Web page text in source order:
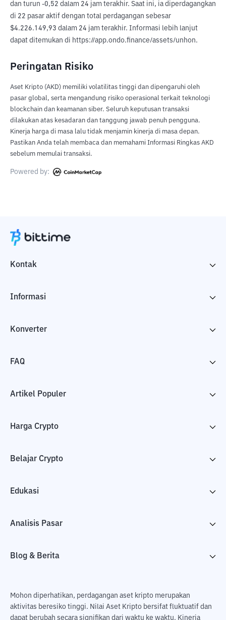
dan turun -0,52 dalam 24 jam terakhir. Saat ini, ia diperdagangkan
di 22 pasar aktif dengan total perdagangan sebesar
$4.226.149,93 dalam 24 jam terakhir. Informasi lebih lanjut
dapat ditemukan di https://app.ondo.finance/assets/unhon.
Peringatan Risiko
Aset Kripto (AKD) memiliki volatilitas tinggi dan dipengaruhi oleh
pasar global, serta mengandung risiko operasional terkait teknologi
blockchain dan keamanan siber. Seluruh keputusan transaksi
dilakukan atas kesadaran dan tanggung jawab penuh pengguna.
Kinerja harga di masa lalu tidak menjamin kinerja di masa depan.
Pastikan Anda telah membaca dan memahami Informasi Ringkas AKD
sebelum memulai transaksi.
Powered by:
Kontak
Informasi
Konverter
FAQ
Artikel Populer
Harga Crypto
Belajar Crypto
Edukasi
Analisis Pasar
Blog & Berita
Mohon diperhatikan, perdagangan aset kripto merupakan
aktivitas beresiko tinggi. Nilai Aset Kripto bersifat fluktuatif dan
dapat berubah secara signifikan dari waktu ke waktu. Kinerja